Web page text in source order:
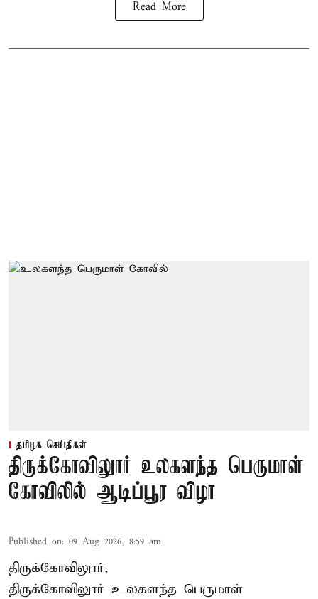
Read More
தமிழக செய்திகள்
திருக்கோவிலுார் உலகளந்த பெருமாள்
கோவிலில் ஆடிப்பூர விழா
Published on: 09 Aug 2026, 8:59 am
திருக்கோவிலுார்,
திருக்கோவிலுார் உலகளந்த பெருமாள்